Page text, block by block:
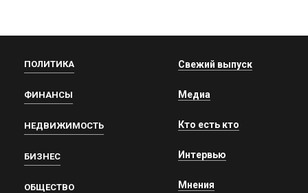
ПОЛИТИКА
ФИНАНСЫ
НЕДВИЖИМОСТЬ
БИЗНЕС
ОБЩЕСТВО
Свежий выпуск
Медиа
Кто есть кто
Интервью
Мнения